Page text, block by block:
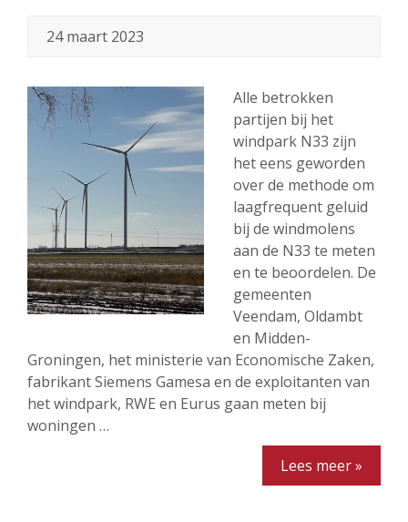
24 maart 2023
Alle betrokken
partijen bij het
windpark N33 zijn
het eens geworden
over de methode om
laagfrequent geluid
bij de windmolens
aan de N33 te meten
en te beoordelen. De
gemeenten
Veendam, Oldambt
en Midden-
Groningen, het ministerie van Economische Zaken,
fabrikant Siemens Gamesa en de exploitanten van
het windpark, RWE en Eurus gaan meten bij
woningen …
Lees meer »